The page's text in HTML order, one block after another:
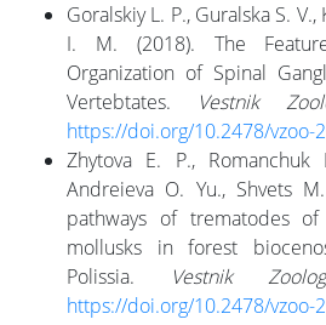
Goralskiy L. P., Guralska S.
I. M. (2018). The
Organization of Spinal
Vertebtates.
Vestnik
https://doi.org/10.2478/vzoo-
Zhytova E. P.,
Andreieva O. Yu., Shvets
pathways of trematodes
mollusks in forest
Polissia.
Vestnik
https://doi.org/10.2478/vzoo-